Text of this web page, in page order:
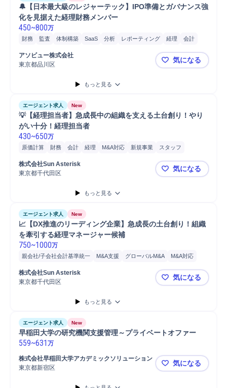
🔔【日本最大級のレジャーテック】IPO準備とガバナンス強
化を見据えた経理財務メンバー
450~800万
財務 監査 体制構築 SaaS 分析 レポーティング 経理
会計
資料作成 有価証券管理
Microsoft Excel
プロジェクト
アソビュー株式会社
東京都品川区
🔔【日本最
気になる
もっと見る
エージェント求人 New
💡【経理担当者】急成長中の組織を支える土台創り！やり
がい十分！経理担当者
430~650万
原価計算 財務 会計 経理 M&A対応 新規事業
スタッフ
経費精算
プロジェクトリーダー
株式会社Sun Asterisk
東京都千代田区
💡【経理担
気になる
もっと見る
エージェント求人 New
📈【DX推進のリーディング企業】急成長の土台創り！組織
を牽引する経理マネージャー候補
750~1000万
親会社/子会社会計基準統一 M&A支援 グローバルM&A
M&A対応
プロジェクト
事業提携
分析
予算計画
株式会社Sun Asterisk
東京都千代田区
📈【DX推
気になる
もっと見る
エージェント求人 New
早稲田大学の研究機関支援管理～プライベートオファー
559~631 万
東京都新宿区
早稲田大学
気になる